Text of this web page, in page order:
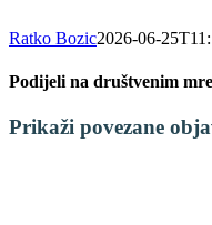
Ratko Bozic2026-06-
Podijeli na društvenim
Facebook
X
LinkedIn
WhatsApp
Tumblr
Pinterest
Email:
Prikaži povezane